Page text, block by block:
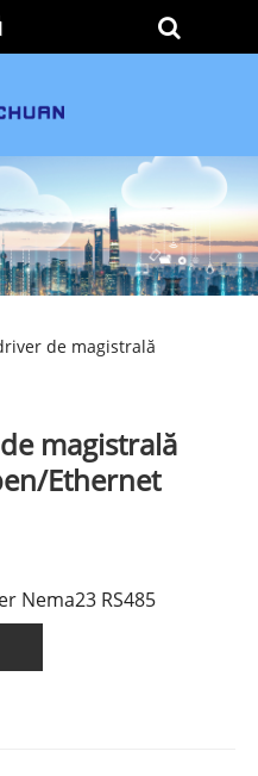
de magistrală
magistrală
Ethernet
Nema23 RS485